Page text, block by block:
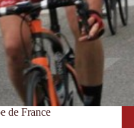
de France